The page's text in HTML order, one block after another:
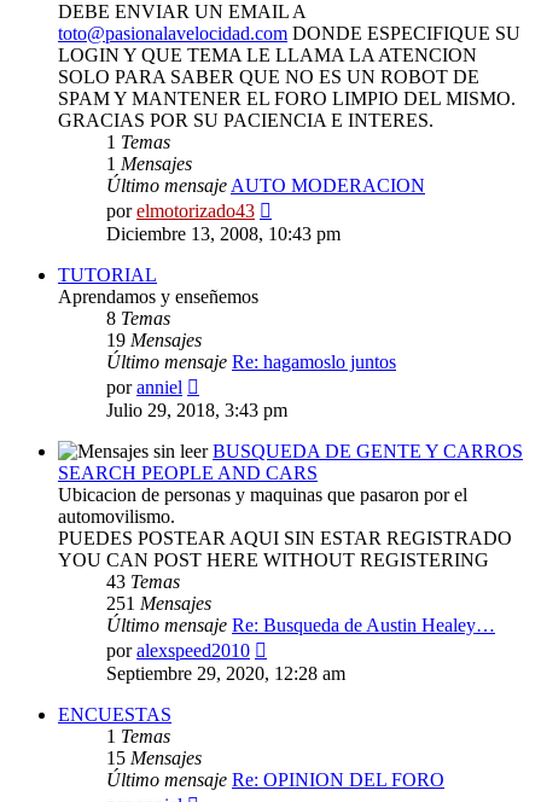
DEBE ENVIAR UN EMAIL A
toto@pasionalavelocidad.com DONDE ESPECIFIQUE SU
LOGIN Y QUE TEMA LE LLAMA LA ATENCION
SOLO PARA SABER QUE NO ES UN ROBOT DE
SPAM Y MANTENER EL FORO LIMPIO DEL MISMO.
GRACIAS POR SU PACIENCIA E INTERES.
1 Temas
1 Mensajes
Último mensajeAUTO MODERACION
porelmotorizado43
último
mensaje
Diciembre 13, 2008, 10:43 pm
TUTORIAL
Aprendamos y enseñemos
8 Temas
19 Mensajes
Último mensaje Re: hagamoslo juntos
poranniel
último
Julio 29, 2018, 3:43 pm
BUSQUEDA DE GENTE Y CARROS
SEARCH PEOPLE AND CARS
Ubicacion de personas y maquinas que pasaron por el
automovilismo.
PUEDES POSTEAR AQUI SIN ESTAR REGISTRADO
YOU CAN POST HERE WITHOUT REGISTERING
43 Temas
251 Mensajes
Último mensaje Re: Busqueda de Austin Healey…
poralexspeed2010
último
Septiembre 29, 2020, 12:28 am
ENCUESTAS
1 Temas
15 Mensajes
Último mensaje Re: OPINION DEL FORO